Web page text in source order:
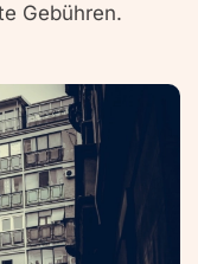
Gebühren.